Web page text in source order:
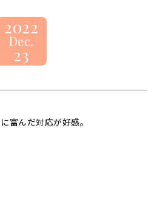
2022
Dec.
23
富んだ対応が好感。